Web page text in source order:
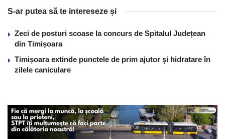
S-ar putea să te intereseze și
Zeci de posturi scoase la concurs de Spitalul Județean
din Timișoara
Timișoara extinde punctele de prim ajutor și hidratare în
zilele caniculare